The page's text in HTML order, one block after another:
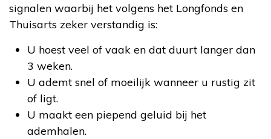
signalen waarbij het volgens het Longfonds en
Thuisarts zeker verstandig is:
U hoest veel of vaak en dat duurt langer dan
3 weken.
U ademt snel of moeilijk wanneer u rustig zit
of ligt.
U maakt een piepend geluid bij het
ademhalen.